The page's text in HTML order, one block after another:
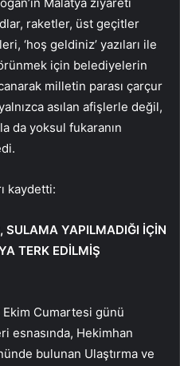
Malatya ziyareti
raketler, üst geçitler
‘hoş geldiniz’ yazıları ile
için belediyelerin
milletin parası çarçur
asılan afişlerle değil,
da yoksul fukaranın
kaydetti:
SULAMA YAPILMADIĞI İÇİN
TERK EDİLMİŞ
Ekim Cumartesi günü
esnasında, Hekimhan
bulunan Ulaştırma ve